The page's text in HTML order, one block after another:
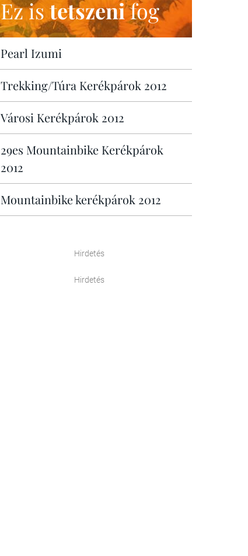
Ez istetszenifog
Pearl Izumi
Trekking/Túra Kerékpárok 2012
Városi Kerékpárok 2012
29es Mountainbike Kerékpárok
2012
Mountainbike kerékpárok 2012
Hirdetés
Hirdetés